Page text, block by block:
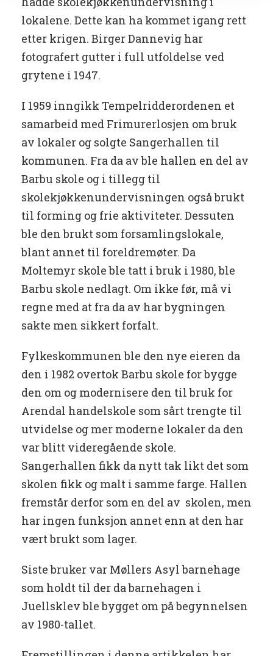
lokalene. Dette kan ha kommet igang rett
etter krigen. Birger Dannevig har
fotografert gutter i full utfoldelse ved
grytene i 1947.
I 1959 inngikk Tempelridderordenen et
samarbeid med Frimurerlosjen om bruk
av lokaler og solgte Sangerhallen til
kommunen. Fra da av ble hallen en del av
Barbu skole og i tillegg til
skolekjøkkenundervisningen også brukt
til forming og frie aktiviteter. Dessuten
ble den brukt som forsamlingslokale,
blant annet til foreldremøter. Da
Moltemyr skole ble tatt i bruk i 1980, ble
Barbu skole nedlagt. Om ikke før, må vi
regne med at fra da av har bygningen
sakte men sikkert forfalt.
Fylkeskommunen ble den nye eieren da
den i 1982 overtok Barbu skole for bygge
den om og modernisere den til bruk for
Arendal handelskole som sårt trengte til
utvidelse og mer moderne lokaler da den
var blitt videregående skole.
Sangerhallen fikk da nytt tak likt det som
skolen fikk og malt i samme farge. Hallen
fremstår derfor som en del av skolen, men
har ingen funksjon annet enn at den har
vært brukt som lager.
Siste bruker var Møllers Asyl barnehage
som holdt til der da barnehagen i
Juellsklev ble bygget om på begynnelsen
av 1980-tallet.